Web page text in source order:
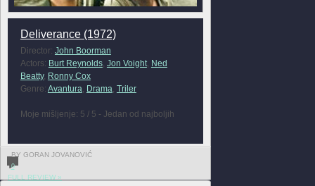
Deliverance (1972)
Director: John Boorman
Actors: Burt Reynolds, Jon Voight, Ned
Beatty, Ronny Cox
Genre: Avantura Drama Triler
Moje mišljenje: 5 / 5 - Jedan od najboljih
BY GORAN JOVANOVIĆ
0
FULL REVIEW »